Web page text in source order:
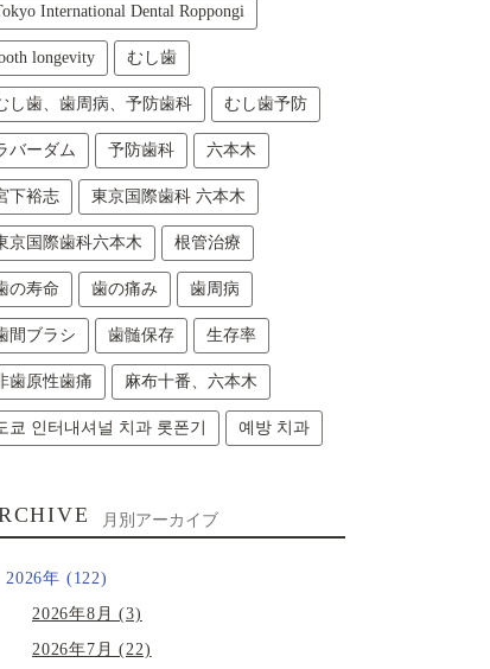
International Dental Roppongi
longevity むし歯
し歯、歯周病、予防歯科 むし歯予防
バーダム 予防歯科 六本木
下裕志 東京国際歯科 六本木
京国際歯科六本木 根管治療
の寿命 歯の痛み 歯周病
間ブラシ 歯髄保存 生存率
歯原性歯痛 麻布十番、六本木
쿄 인터내셔널 치과 롯폰기 예방 치과
月別アーカイブ
2026年 (122)
2026年8月 (3)
2026年7月 (22)